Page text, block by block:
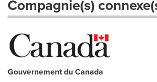
Compagnie(s)
Gouvernement du Canada